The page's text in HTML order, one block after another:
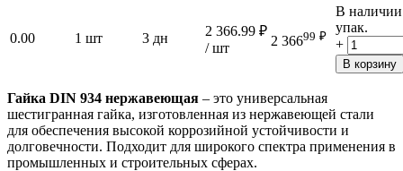
0.00 1 шт 3 дн 2 366.99 ₽
/ шт
2 36699 ₽
В
упак.
+
В корзину
Гайка DIN 934 нержавеющая – это универсальная
шестигранная гайка, изготовленная из нержавеющей стали
для обеспечения высокой коррозийной устойчивости и
долговечности. Подходит для широкого спектра применения в
промышленных и строительных сферах.